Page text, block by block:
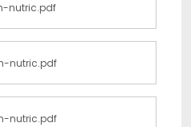
nutric.pdf
nutric.pdf
nutric.pdf